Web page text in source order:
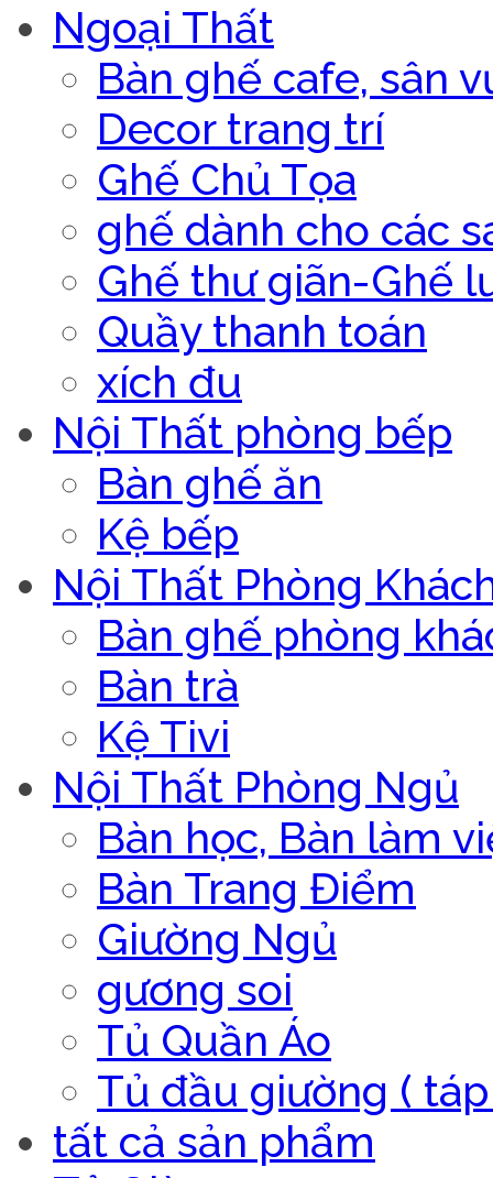
Ngoại Thất
Bàn ghế cafe, sân
Decor trang trí
Ghế Chủ Tọa
ghế dành cho các
Ghế thư giãn-Ghế
Quầy thanh toán
xích đu
Nội Thất phòng bếp
Bàn ghế ăn
Kệ bếp
Nội Thất Phòng
Bàn ghế phòng
Bàn trà
Kệ Tivi
Nội Thất Phòng Ngủ
Bàn học, Bàn làm
Bàn Trang Điểm
Giường Ngủ
gương soi
Tủ Quần Áo
Tủ đầu giường (
tất cả sản phẩm